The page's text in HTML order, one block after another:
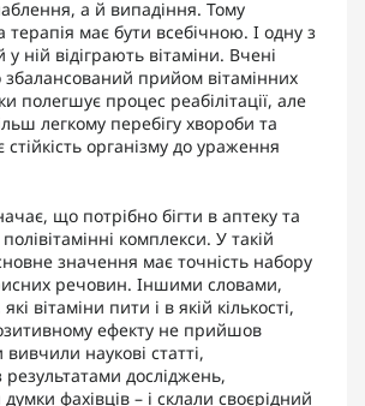
а й випадіння. Тому
терапія має бути всебічною. І одну з
ній відіграють вітаміни. Вчені
прийом вітамінних
полегшує процес реабілітації, але
легкому перебігу хвороби та
стійкість організму до ураження
що потрібно бігти в аптеку та
комплекси. У такій
значення має точність набору
речовин. Іншими словами,
вітаміни пити і в якій кількості,
ефекту не прийшов
наукові статті,
досліджень,
фахівців – і склали своєрідний